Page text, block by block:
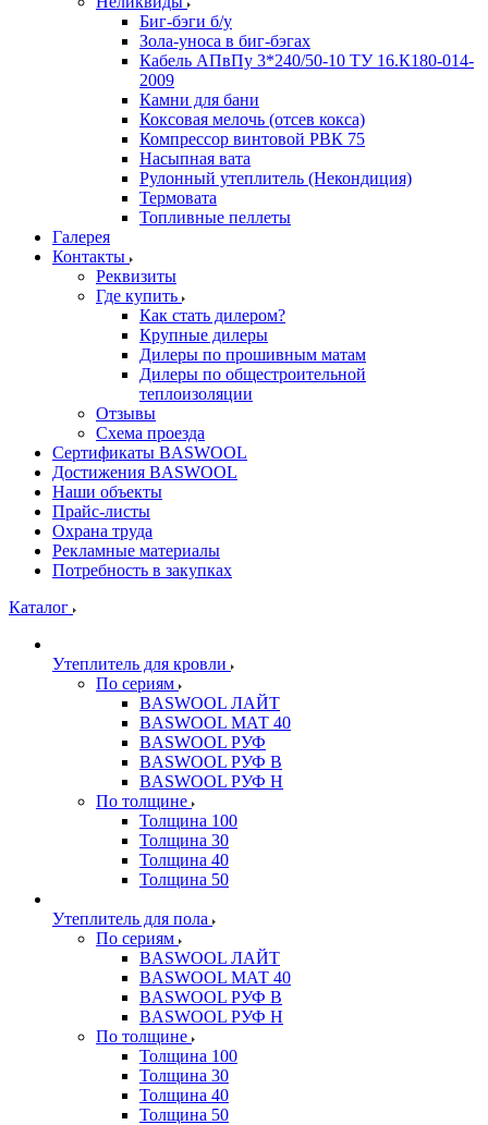
Биг-бэги б/у
Зола-уноса в биг-бэгах
Кабель АПвПу 3*240/50-10 ТУ 16.К180-014-
2009
Камни для бани
Коксовая мелочь (отсев кокса)
Компрессор винтовой РВК 75
Насыпная вата
Рулонный утеплитель (Некондиция)
Термовата
Топливные пеллеты
Галерея
Контакты
Реквизиты
Где купить
Как стать дилером?
Крупные дилеры
Дилеры по прошивным матам
Дилеры по общестроительной
теплоизоляции
Отзывы
Схема проезда
Сертификаты BASWOOL
Достижения BASWOOL
Наши объекты
Прайс-листы
Охрана труда
Рекламные материалы
Потребность в закупках
Каталог
Утеплитель для кровли
По сериям
BASWOOL ЛАЙТ
BASWOOL МАТ 40
BASWOOL РУФ
BASWOOL РУФ В
BASWOOL РУФ Н
По толщине
Толщина 100
Толщина 30
Толщина 40
Толщина 50
Утеплитель для пола
По сериям
BASWOOL ЛАЙТ
BASWOOL МАТ 40
BASWOOL РУФ В
BASWOOL РУФ Н
По толщине
Толщина 100
Толщина 30
Толщина 40
Толщина 50